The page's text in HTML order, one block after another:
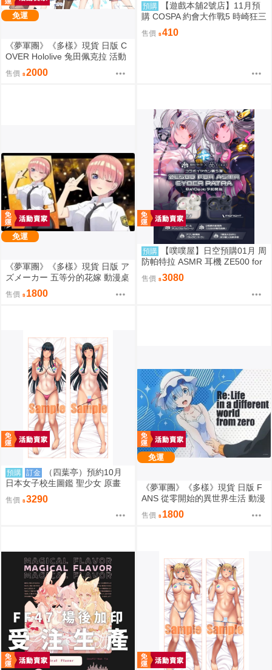
免運
《夢軍團》《多樣》現貨 日版 C
OVER Hololive 兔田佩克拉 活動
4周年紀念 動漫桌墊 卡墊 全員
售價 2000
預購
【遊戲本舖2號店】11月預
購 COSPA 約會大作戰5 時崎狂三
Q版壓克力立牌 0822
售價 410
免運
《夢軍團》《多樣》現貨 日版 ア
ズメーカー 五等分的花嫁 動漫桌
墊 卡墊 中野一花
售價 1800
預購
【噗噗屋】日空預購01月 周
防帕特拉 ASMR 耳機 ZE500 for
ASMR CyberPatra
售價 3080
預購 訂金
（四葉亭）預約10月
日本女子校生圖鑑 聖少女 原畫
早乙女つぐみ 日曬ver 抱枕套 08
26
售價 3290
免運
《夢軍團》《多樣》現貨 日版 F
ANS 從零開始的異世界生活 動漫
桌墊 卡墊 雷姆
售價 1800